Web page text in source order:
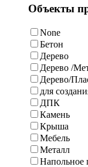
Объекты
None
Бетон
Дерево
Дерево /
Дерево/
для
ДПК
Камень
Крыша
Мебель
Металл
Напольное